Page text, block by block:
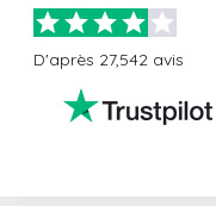
D'après 27,542 avis